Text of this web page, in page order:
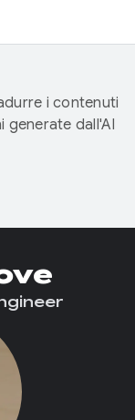
i contenuti
generate dall'AI